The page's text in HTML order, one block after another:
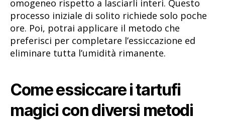
omogeneo rispetto a lasciarli interi. Questo
processo iniziale di solito richiede solo poche
ore. Poi, potrai applicare il metodo che
preferisci per completare l’essiccazione ed
eliminare tutta l’umidità rimanente.
Come essiccare i tartufi
magici con diversi metodi